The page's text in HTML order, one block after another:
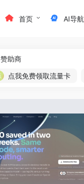
首页 AI导航
赞助商
点我免费领取流量卡